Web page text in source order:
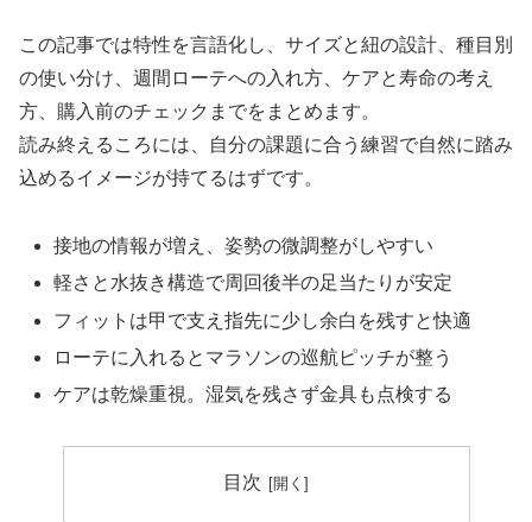
この記事では特性を言語化し、サイズと紐の設計、種目別
の使い分け、週間ローテへの入れ方、ケアと寿命の考え
方、購入前のチェックまでをまとめます。
読み終えるころには、自分の課題に合う練習で自然に踏み
込めるイメージが持てるはずです。
接地の情報が増え、姿勢の微調整がしやすい
軽さと水抜き構造で周回後半の足当たりが安定
フィットは甲で支え指先に少し余白を残すと快適
ローテに入れるとマラソンの巡航ピッチが整う
ケアは乾燥重視。湿気を残さず金具も点検する
目次